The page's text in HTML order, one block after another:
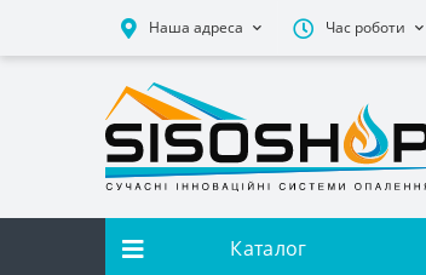
Наша адреса Час роботи
Каталог